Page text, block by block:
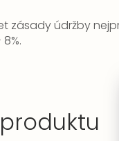
zásady údržby